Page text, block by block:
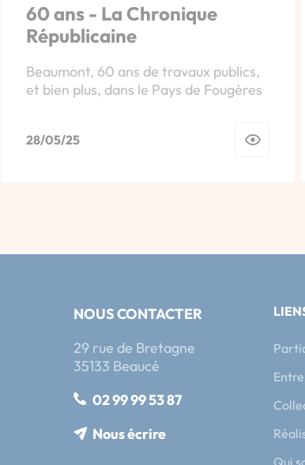
60 ans - La Chronique
Républicaine
Beaumont, 60 ans de travaux publics,
et bien plus, dans le Pays de Fougères
28/05/25
NOUS CONTACTER
29 rue de Bretagne
35133 Beaucé
02 99 99 53 87
Nous écrire
Qui